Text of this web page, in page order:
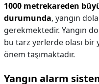
1000 metrekareden
durumunda, yangın
gerekmektedir. Yangın
bu tarz yerlerde olası bir
önem taşımaktadır.
Yangın alarm